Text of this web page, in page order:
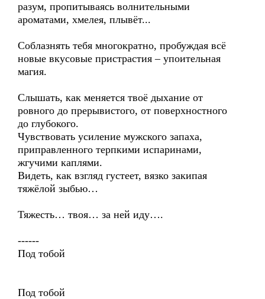
разум, пропитываясь волнительными
ароматами, хмелея, плывёт...
Соблазнять тебя многократно, пробуждая всё
новые вкусовые пристрастия – упоительная
магия.
Слышать, как меняется твоё дыхание от
ровного до прерывистого, от поверхностного
до глубокого.
Чувствовать усиление мужского запаха,
приправленного терпкими испаринами,
жгучими каплями.
Видеть, как взгляд густеет, вязко закипая
тяжёлой зыбью…
Тяжесть… твоя… за ней иду….
------
Под тобой
Под тобой